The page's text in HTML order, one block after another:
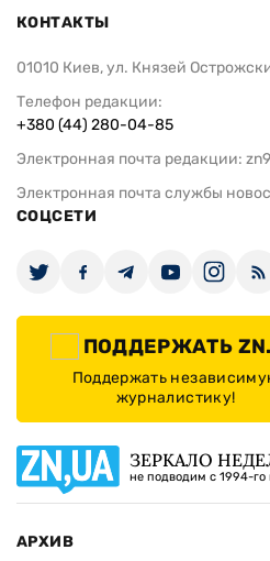
КОНТАКТЫ
01010 Киев, ул. Князей
Телефон редакции:
+380 (44) 280-04-85
Электронная почта редакции:
Электронная почта службы
СОЦСЕТИ
ПОДДЕРЖАТЬ
Поддержать
журналистику!
ЗЕРКАЛО
не подводим с 1994-го
АРХИВ